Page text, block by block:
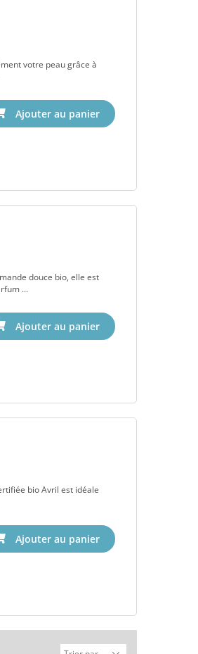
votre peau grâce à
douce bio, elle est
...
bio Avril est idéale